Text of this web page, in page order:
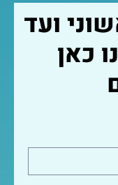
ועד
כאן